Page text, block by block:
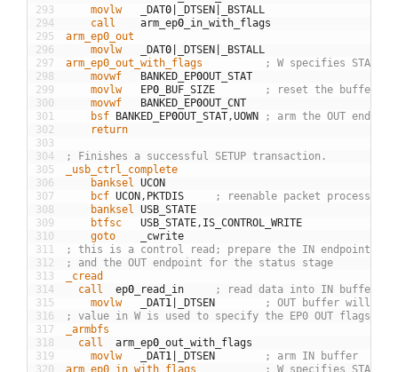
293
294
295
296
297
298
299
300
301
302
303
304
305
306
307
308
309
310
311
312
313
314
315
316
317
318
319
	movlw
DAT0 DTSEN
BSTALL
	call
arm ep0 in with flags
arm_ep0_out
	movlw
DAT0 DTSEN
BSTALL
arm_ep0_out_with_flags
; W specifies STAT
	movwf
BANKED EP0OUT STAT
	movlw
EP0 BUF SIZE
; reset the buffer
	movwf
BANKED EP0OUT CNT
	bsf
BANKED EP0OUT STAT,UOWN
; arm the OUT
	return
; Finishes a successful SETUP transaction.
_usb_ctrl_complete
	banksel
UCON
	bcf
UCON , PKTDIS
; reenable packet processing
	banksel
USB STATE
	btfsc
USB STATE, IS CONTROL WRITE
	goto
cwrite
; this is a control read; prepare the IN endpoint for
; and the OUT endpoint for the status stage
_cread
call
ep0 read in
; read data into IN buffer
	movlw
DAT1 DTSEN
; OUT buffer will be
; value in W is used to specify the EP0 OUT flags
_armbfs
call
arm ep0 out with flags
	movlw
DAT1 DTSEN
; arm IN buffer